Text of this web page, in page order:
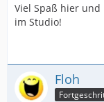
Viel Spaß hier
im Studio!
Floh